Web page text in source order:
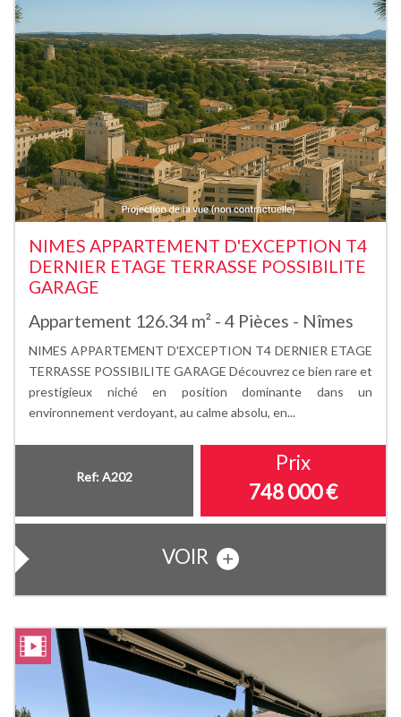
NIMES APPARTEMENT D'EXCEPTION T4
DERNIER ETAGE TERRASSE POSSIBILITE
GARAGE
Appartement 126.34 m² - 4 Pièces - Nîmes
NIMES APPARTEMENT D'EXCEPTION T4 DERNIER ETAGE
TERRASSE POSSIBILITE GARAGE Découvrez ce bien rare et
prestigieux niché en position dominante dans un
environnement verdoyant, au calme absolu, en...
Ref: A202
Prix
748 000€
VOIR